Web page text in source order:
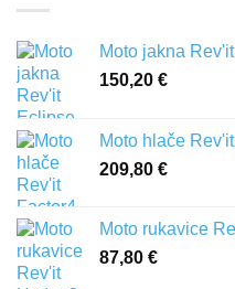
Moto jakna
150,20 €
Moto hlače
209,80 €
Moto rukavice
87,80 €